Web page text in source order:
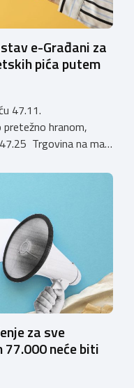
e-Građani za
pića putem
47.11.
pretežno hranom,
Trgovina na malo
dužni su uskladiti
rješenje za
kupca putem
[…]
za sve
77.000 neće biti